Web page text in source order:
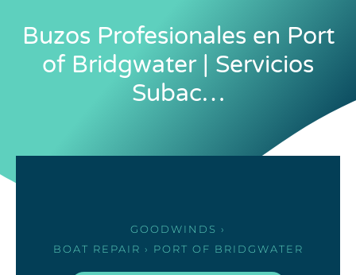
Buzos Profesionales en Port
of Bridgwater | Servicios
Subac…
GOODWINDS ›
BOAT REPAIR › PORT OF BRIDGWATER